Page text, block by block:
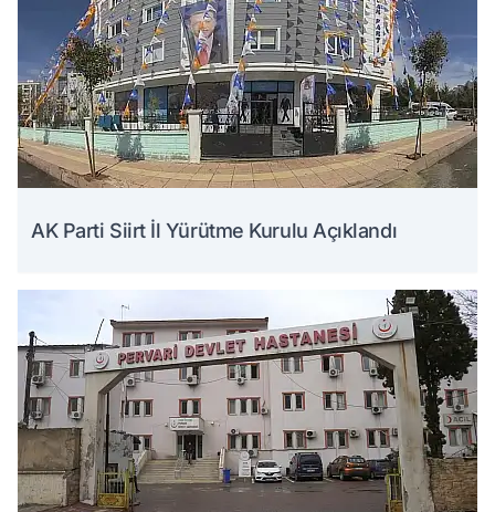
AK Parti Siirt İl Yürütme Kurulu Açıklandı